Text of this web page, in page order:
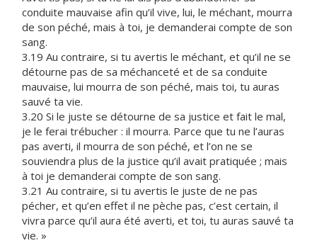
conduite mauvaise afin qu’il vive, lui, le méchant, mourra
de son péché, mais à toi, je demanderai compte de son
sang.
3.19 Au contraire, si tu avertis le méchant, et qu’il ne se
détourne pas de sa méchanceté et de sa conduite
mauvaise, lui mourra de son péché, mais toi, tu auras
sauvé ta vie.
3.20 Si le juste se détourne de sa justice et fait le mal,
je le ferai trébucher : il mourra. Parce que tu ne l’auras
pas averti, il mourra de son péché, et l’on ne se
souviendra plus de la justice qu’il avait pratiquée ; mais
à toi je demanderai compte de son sang.
3.21 Au contraire, si tu avertis le juste de ne pas
pécher, et qu’en effet il ne pèche pas, c’est certain, il
vivra parce qu’il aura été averti, et toi, tu auras sauvé ta
vie. »